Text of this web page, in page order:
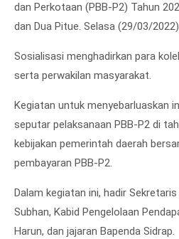
dan Perkotaan (PBB-P2) Tahun
dan Dua Pitue. Selasa (29/03/
Sosialisasi menghadirkan para
serta perwakilan masyarakat.
Kegiatan untuk menyebarluaskan
seputar pelaksanaan PBB-P2 di
kebijakan pemerintah daerah
pembayaran PBB-P2.
Dalam kegiatan ini, hadir
Subhan, Kabid Pengelolaan
Harun, dan jajaran Bapenda Sidrap.